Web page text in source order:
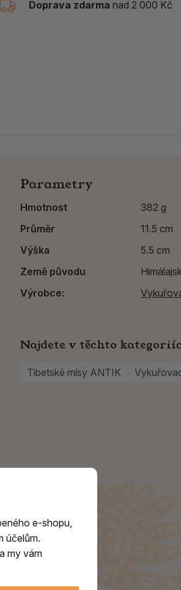
Doprava zdarma nad 2 000 Kč
Parametry
Hmotnost
382 g
Průměr
11.5 cm
Výška
5.5 cm
Země původu
Výrobce:
Najdete v těchto
Tibetské mísy ANTIK
e-shopu,
účelům.
my vám